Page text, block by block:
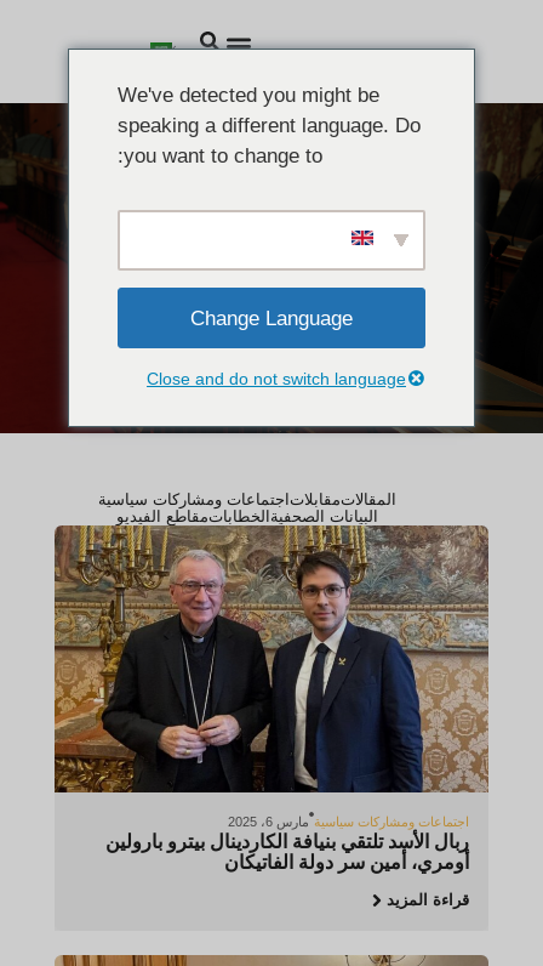
الأخبار
اجتماعات ومشاركات
سياسية
المقالاتمقابلات اجتماعات ومشاركات سياسية
البيانات الصحفية الخطاباتمقاطع الفيديو
اجتماعات ومشاركات سياسية مارس 6، 2025
ربال الأسد تلتقي بنيافة الكاردينال بيترو بارولين
أومري، أمين سر دولة الفاتيكان
قراءة المزيد
We've detected you might be
speaking a different language. Do
you want to change to:
Change Language
Close and do not switch language